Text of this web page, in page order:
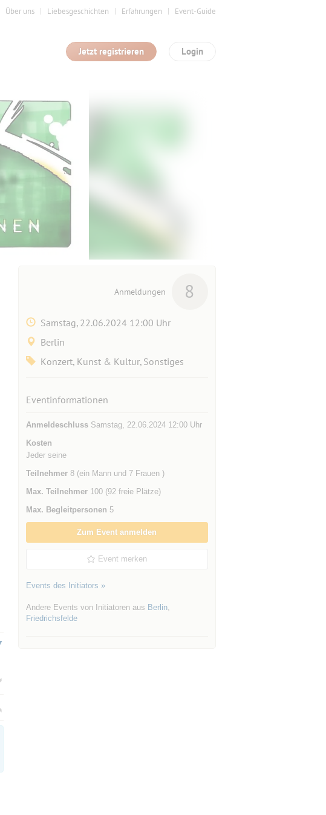
Über uns Liebesgeschichten Erfahrungen Event-Guide
Login
Jetzt registrieren
Anmeldungen 8
Samstag, 22.06.2024 12:00 Uhr
Berlin
Konzert, Kunst & Kultur, Sonstiges
Eventinformationen
AnmeldeschlussSamstag, 22.06.2024 12:00 Uhr
Kosten
Jeder seine
Teilnehmer8 (ein Mann und 7 Frauen )
Max. Teilnehmer100 (92 freie Plätze)
Max. Begleitpersonen 5
Zum Event anmelden
Event merken
Events des Initiators »
Andere Events von Initiatoren aus Berlin,
Friedrichsfelde